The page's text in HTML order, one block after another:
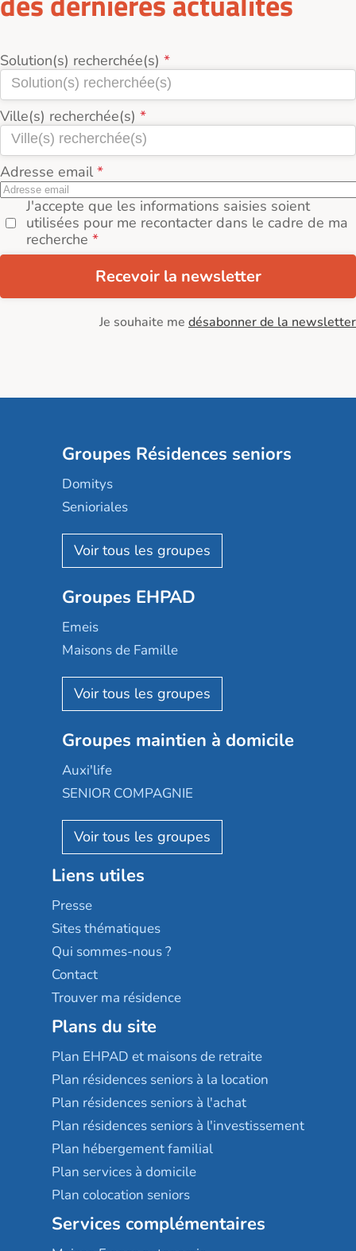
Solution(s) recherchée(s)
Ville(s) recherchée(s)
Adresse email
J'accepte que les informations saisies soient
utilisées pour me recontacter dans le cadre de ma
recherche
Recevoir la newsletter
Je souhaite me désabonner de la newsletter
Groupes Résidences seniors
Domitys
Senioriales
Nohée
Les Résidentiels
Mobicap
Domusvi
Happy Senior
Aquarelia
Nexity edenea
Les jardins d'Arcadie
Occitalia
Appartseniors
Reseda
Stella management
Les villages d'or
Sérénys
Résidences services Villa Médicis
Groupes EHPAD
Emeis
Maisons de Famille
Korian
Emera
Groupe SOS
Le Noble Âge
Almage
Résidalya
Groupe aplus
Groupes maintien à domicile
Auxi'life
SENIOR COMPAGNIE
AGE D'OR Services
Liens utiles
Presse
Sites thématiques
Qui sommes-nous ?
Contact
Trouver ma résidence
Plans du site
Plan EHPAD et maisons de retraite
Plan résidences seniors à la location
Plan résidences seniors à l'achat
Plan résidences seniors à l'investissement
Plan hébergement familial
Plan services à domicile
Plan colocation seniors
Services complémentaires